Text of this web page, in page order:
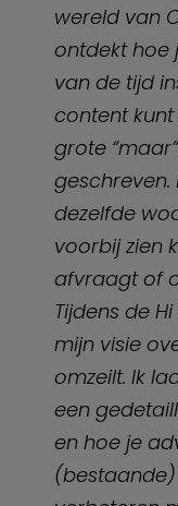
wereld van
ontdekt hoe
van de tijd
content
grote
geschreven.
dezelfde
voorbij zien
afvraagt of
Tijdens de
mijn visie
omzeilt. Ik
een
en hoe je